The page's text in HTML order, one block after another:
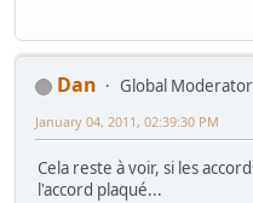
Dan
Global Moderator
January 04, 2011, 02:39:30 PM
Cela reste à voir, si les
l'accord plaqué...